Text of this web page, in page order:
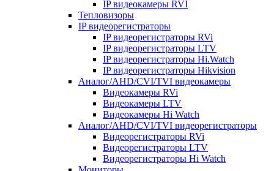
IP видеокамеры RVI
Тепловизоры
IP видеорегистраторы
IP видеорегистраторы RVi
IP видеорегистраторы LTV
IP видеорегистраторы Hi.Watch
IP видеорегистраторы Hikvision
Аналог/AHD/CVI/TVI видеокамеры
Видеокамеры RVi
Видеокамеры LTV
Видеокамеры Hi Watch
Аналог/AHD/CVI/TVI видеорегистраторы
Видеорегистраторы RVi
Видеорегистраторы LTV
Видеорегистраторы Hi Watch